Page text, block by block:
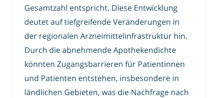
Gesamtzahl entspricht. Diese Entwicklung
deutet auf tiefgreifende Veränderungen in
der regionalen Arzneimittelinfrastruktur hin.
Durch die abnehmende Apothekendichte
könnten Zugangsbarrieren für Patientinnen
und Patienten entstehen, insbesondere in
ländlichen Gebieten, was die Nachfrage nach